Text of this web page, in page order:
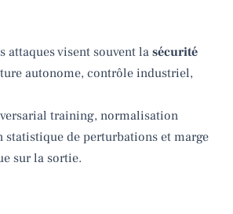
attaques visent souvent la sécurité
autonome, contrôle industriel,
training, normalisation
statistique de perturbations et marge
sur la sortie.